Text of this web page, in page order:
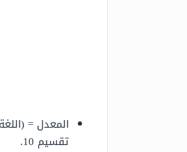
تقسيم 10.